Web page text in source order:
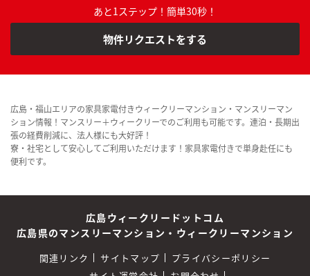
あと1ステップ！簡単30秒！
物件リクエストをする
広島・福山エリアの家具家電付きウィークリーマンション・マンスリーマン
ション情報！マンスリー＋ウィークリーでのご利用も可能です。連泊・長期出
張の経費削減に、法人様にも大好評！
寮・社宅として安心してご利用いただけます！家具家電付きで単身赴任にも
便利です。
広島ウィークリードットコム
広島県のマンスリーマンション・ウィークリーマンション
関連リンク サイトマップ
プライバシーポリシー